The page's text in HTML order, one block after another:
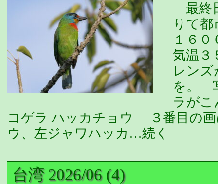
最終
りて
１６
気温３
レン
を。
ラがこ
コゲラ ハッカチョウ ３番目の画
ウ、左ジャワハッカ…続く
台湾 2026/06 (4)